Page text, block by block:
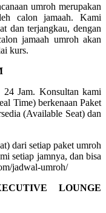
umroh merupakan
calon jamaah. Kami
dan terjangkau, dengan
jamaah umroh akan
kurs.
24 Jam. Konsultan kami
Time) berkenaan Paket
(Available Seat) dan
dari setiap paket umroh
setiap jamnya, dan bisa
jadwal-umroh/
LOUNGE